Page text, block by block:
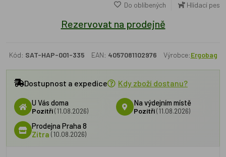
Do oblíbených Hlídací pes
Rezervovat na prodejně
Kód: SAT-HAP-001-335 EAN: 4057081102976 Výrobce:Ergobag
Dostupnost a expedice Kdy zboží dostanu?
U Vás doma
Pozítří(11.08.2026)
Na výdejním místě
Pozítří (11.08.2026)
Prodejna Praha 8
Zítra (10.08.2026)